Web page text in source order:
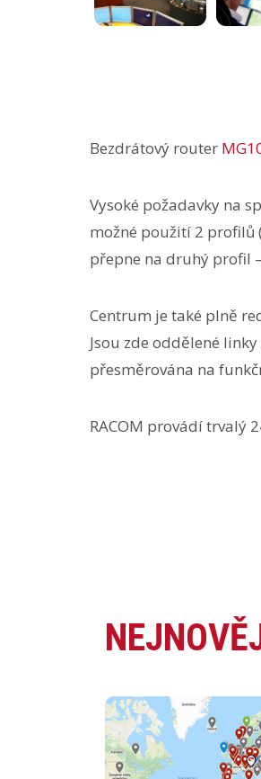
Bezdrátový router
Vysoké požadavky na
možné použití 2 profilů
přepne na druhý profil
Centrum je také plně
Jsou zde oddělené
přesměrována na
RACOM provádí trvalý